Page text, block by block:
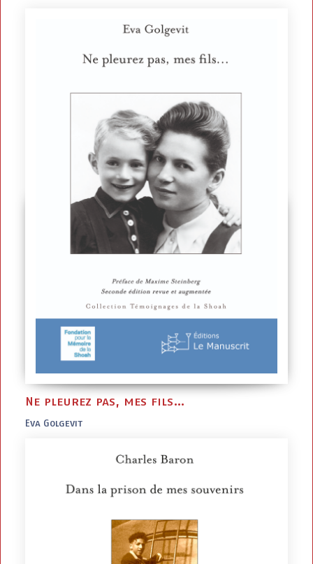
Ne pleurez pas, mes fils…
Eva Golgevit